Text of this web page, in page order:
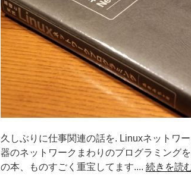
久しぶりに仕事関連の話を. Linuxネットワ
器のネットワークまわりのプログラミング
の本、ものすごく重宝してます.... 続きを読